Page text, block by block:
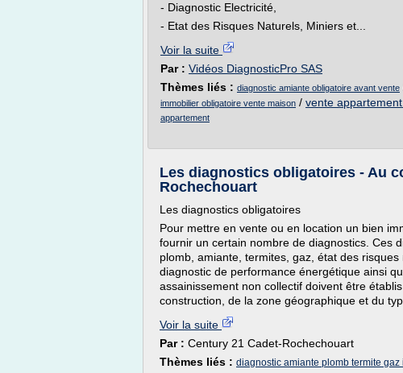
- Diagnostic Electricité,
- Etat des Risques Naturels, Miniers et...
Voir la suite
Par : Vidéos DiagnosticPro SAS
Thèmes liés : diagnostic amiante obligatoire avant vente
immobilier obligatoire vente maison / vente
appartement
Les diagnostics obligatoires - Au
Rochechouart
Les diagnostics obligatoires
Pour mettre en vente ou en location un bien
fournir un certain nombre de diagnostics. Ces
plomb, amiante, termites, gaz, état des risques
diagnostic de performance énergétique ainsi
assainissement non collectif doivent être
construction, de la zone géographique et du
Voir la suite
Par : Century 21 Cadet-Rochechouart
Thèmes liés : diagnostic amiante plomb termite gaz